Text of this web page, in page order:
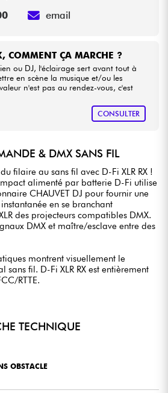
COMMENT ÇA MARCHE ?
ou DJ, l'éclairage sert avant tout à
en scène la musique et/ou les
n'est pas au rendez-vous, c'est
CONSULTER
email
& DMX SANS FIL
filaire au sans fil avec D-Fi XLR RX !
alimenté par batterie D-Fi utilise
CHAUVET DJ pour fournir une
en se branchant
des projecteurs compatibles DMX.
DMX et maître/esclave entre des
montrent visuellement le
sans fil. D-Fi XLR RX est entièrement
RTTE.
TECHNIQUE
OBSTACLE